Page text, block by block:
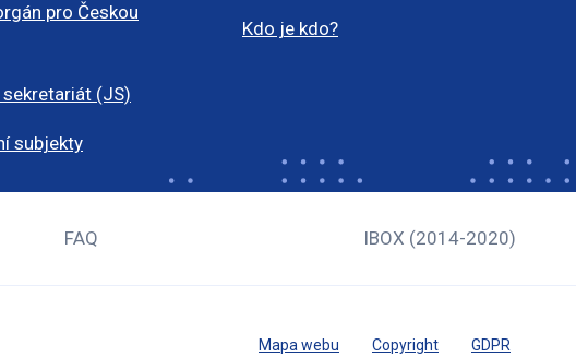
pro Českou
sekretariát (JS)
subjekty
Kdo je kdo?
FAQ IBOX (2014-2020)
Mapa webu Copyright GDPR